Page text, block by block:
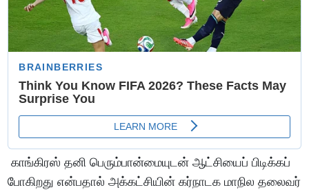
காங்கிரஸ் தனி பெரும்பான்மையுடன் ஆட்சியைப் பிடிக்கப்
போகிறது என்பதால் அக்கட்சியின் கர்நாடக மாநில தலைவர்